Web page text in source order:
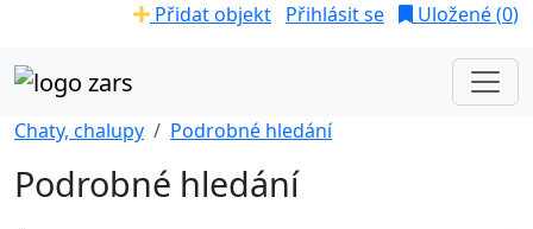
Přidat objekt Přihlásit se Uložené (0)
Chaty, chalupy Podrobné hledání
Podrobné hledání